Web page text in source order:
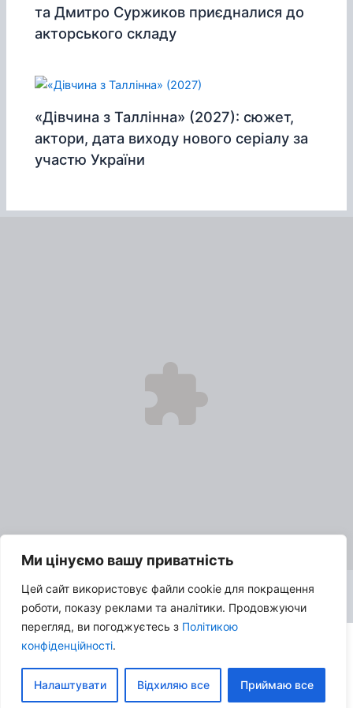
Ми цінуємо вашу приватність
Цей сайт використовує файли cookie для покращення
роботи, показу реклами та аналітики. Продовжуючи
перегляд, ви погоджуєтесь з Політикою
конфіденційності.
Налаштувати Відхиляю все Приймаю все
та Дмитро Суржиков приєдналися до
акторського складу
«Дівчина з Таллінна» (2027): сюжет,
актори, дата виходу нового серіалу за
участю України
© 2026 Про кіно з SK:TV | Всі права захищені |
конфіденційності|
Контакти